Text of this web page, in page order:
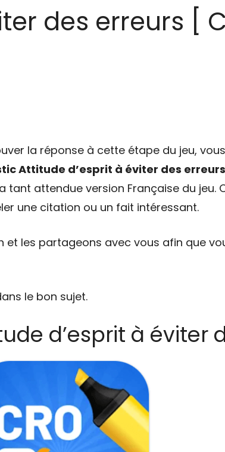
des erreurs [
la réponse à cette étape du jeu,
Attitude d’esprit à éviter des erreurs
tant attendue version Française du jeu.
une citation ou un fait intéressant.
les partageons avec vous afin que
le bon sujet.
d’esprit à éviter